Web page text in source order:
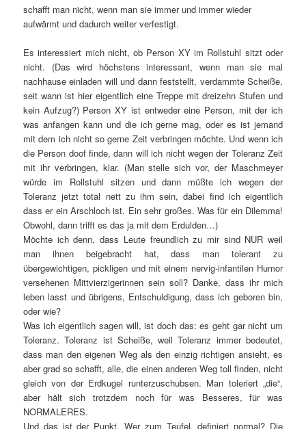
schafft man nicht, wenn man sie immer und immer wieder
aufwärmt und dadurch weiter verfestigt.
Es interessiert mich nicht, ob Person XY im Rollstuhl sitzt oder
nicht. (Das wird höchstens interessant, wenn man sie mal
nachhause einladen will und dann feststellt, verdammte Scheiße,
seit wann ist hier eigentlich eine Treppe mit dreizehn Stufen und
kein Aufzug?) Person XY ist entweder eine Person, mit der ich
was anfangen kann und die ich gerne mag, oder es ist jemand
mit dem ich nicht so gerne Zeit verbringen möchte. Und wenn ich
die Person doof finde, dann will ich nicht wegen der Toleranz Zeit
mit ihr verbringen, klar. (Man stelle sich vor, der Maschmeyer
würde im Rollstuhl sitzen und dann müßte ich wegen der
Toleranz jetzt total nett zu ihm sein, dabei find ich eigentlich
dass er ein Arschloch ist. Ein sehr großes. Was für ein Dilemma!
Obwohl, dann trifft es das ja mit dem Erdulden…)
Möchte ich denn, dass Leute freundlich zu mir sind NUR weil
man ihnen beigebracht hat, dass man tolerant zu
übergewichtigen, pickligen und mit einem nervig-infantilen Humor
versehenen Mittvierzigerinnen sein soll? Danke, dass ihr mich
leben lasst und übrigens, Entschuldigung, dass ich geboren bin,
oder wie?
Was ich eigentlich sagen will, ist doch das: es geht gar nicht um
Toleranz. Toleranz ist Scheiße, weil Toleranz immer bedeutet,
dass man den eigenen Weg als den einzig richtigen ansieht, es
aber grad so schafft, alle, die einen anderen Weg toll finden, nicht
gleich von der Erdkugel runterzuschubsen. Man toleriert „die“,
aber hält sich trotzdem noch für was Besseres, für was
NORMALERES.
Und das ist der Punkt. Wer zum Teufel, definiert normal? Die